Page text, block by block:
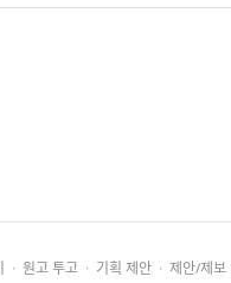
· 원고 투고 · 기획 제안 · 제안/제보